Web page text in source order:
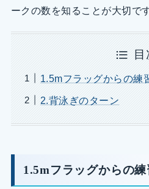
ークの数を知ることが大切です
目
1.5mフラッグからの練
2.背泳ぎのターン
1.5mフラッグからの練